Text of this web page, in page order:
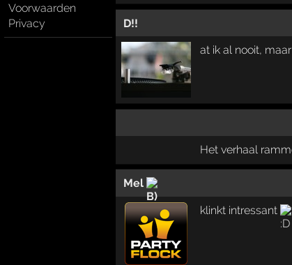
Voorwaarden
Privacy
D!!
at ik al nooit,
Het verhaal
Mel
klinkt intressant